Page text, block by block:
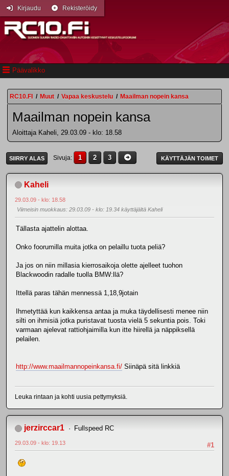
Päävalikko
Kirjaudu Rekisteröidy
RC10.FI / Muut / Vapaa keskustelu / Maailman nopein kansa
Maailman nopein kansa
Aloittaja Kaheli, 29.03.09 - klo: 18.58
SIIRRY ALAS Sivuja 1 2 3 KÄYTTÄJÄN TOIMET
Kaheli
29.03.09 - klo: 18.58
Viimeisin muokkaus: 29.03.09 - klo: 19.34 käyttäjältä Kaheli
Tällasta ajattelin alottaa.
Onko foorumilla muita jotka on pelaillu tuota peliä?
Ja jos on niin millasia kierrosaikoja olette ajelleet tuohon
Blackwoodin radalle tuolla BMW:llä?
Ittellä paras tähän mennessä 1,18,9jotain
Ihmetyttää kun kaikkensa antaa ja muka täydellisesti menee niin
silti on ihmisiä jotka puristavat tuosta vielä 5 sekuntia pois. Toki
varmaan ajelevat rattiohjaimilla kun itte hiirellä ja näppiksellä
pelailen.
http://www.maailmannopeinkansa.fi/ Siinäpä sitä linkkiä
Leuka rintaan ja kohti uusia pettymyksiä.
jerzirccar1 Fullspeed RC
#1
29.03.09 - klo: 19.13